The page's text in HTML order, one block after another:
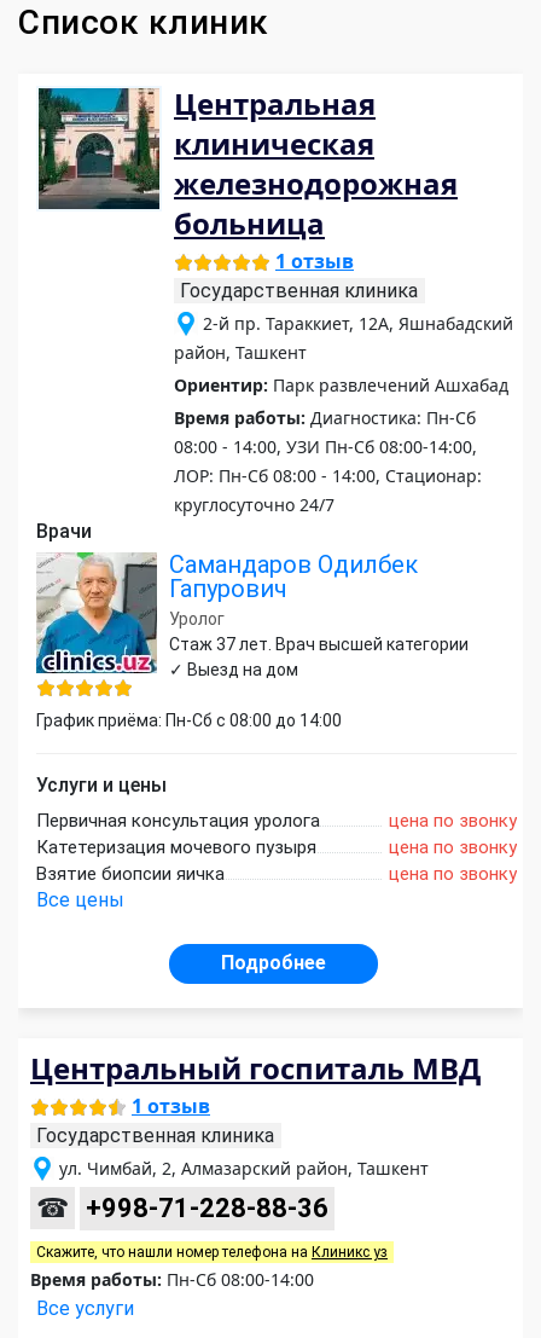
Список клиник
Центральная
клиническая
железнодорожная
больница
1 отзыв
Государственная клиника
2-й пр. Тараккиет, 12А, Яшнабадский
район, Ташкент
Ориентир: Парк развлечений Ашхабад
Время работы: Диагностика: Пн-Сб
08:00 - 14:00, УЗИ Пн-Сб 08:00-14:00,
ЛОР: Пн-Сб 08:00 - 14:00, Стационар:
круглосуточно 24/7
Врачи
Самандаров Одилбек
Гапурович
Уролог
Стаж 37 лет. Врач высшей категории
✓ Выезд на дом
График приёма: Пн-Сб с 08:00 до 14:00
Услуги и цены
Первичная консультация уролога
цена по звонку
Катетеризация мочевого пузыря
цена по звонку
Взятие биопсии яичка
цена по звонку
Все цены
Подробнее
Центральный госпиталь МВД
1 отзыв
Государственная клиника
ул. Чимбай, 2, Алмазарский район, Ташкент
☎ +998-71-228-88-36
Скажите, что нашли номер телефона на Клиникс уз
Время работы: Пн-Сб 08:00-14:00
Все услуги